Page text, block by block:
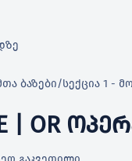
ბაზები/სექცია 1 -
| OR